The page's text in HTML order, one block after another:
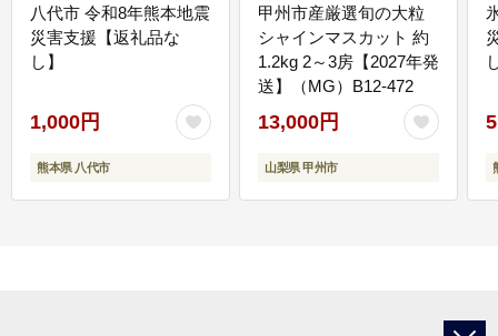
八代市 令和8年熊本地震
災害支援【返礼品な
し】
1,000円
熊本県 八代市
甲州市産厳選旬の大粒
シャインマスカット 約
1.2kg 2～3房【2027年発
送】（MG）B12-472
13,000円
山梨県 甲州市